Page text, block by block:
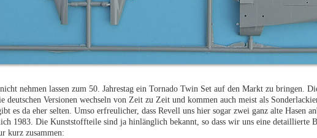
nehmen lassen zum 50. Jahrestag ein Tornado Twin Set auf den Markt zu bringen.
deutschen Versionen wechseln von Zeit zu Zeit und kommen auch meist als
es da eher selten. Umso erfreulicher, dass Revell uns hier sogar zwei ganz alte Hasen
1983. Die Kunststoffteile sind ja hinlänglich bekannt, so dass wir uns eine detaillierte
kurz zusammen: